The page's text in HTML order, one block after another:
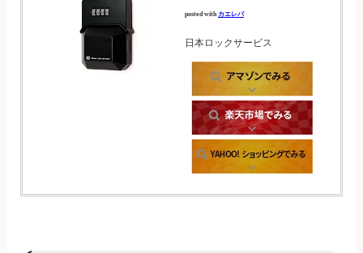
posted with カエレバ
日本ロックサービス